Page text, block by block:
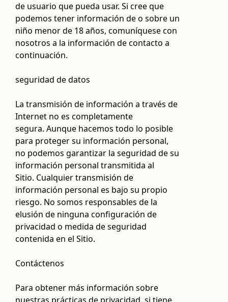
de usuario que pueda usar. Si cree que
podemos tener información de o sobre un
niño menor de 18 años, comuníquese con
nosotros a la información de contacto a
continuación.
seguridad de datos
La transmisión de información a través de
Internet no es completamente
segura. Aunque hacemos todo lo posible
para proteger su información personal,
no podemos garantizar la seguridad de su
información personal transmitida al
Sitio. Cualquier transmisión de
información personal es bajo su propio
riesgo. No somos responsables de la
elusión de ninguna configuración de
privacidad o medida de seguridad
contenida en el Sitio.
Contáctenos
Para obtener más información sobre